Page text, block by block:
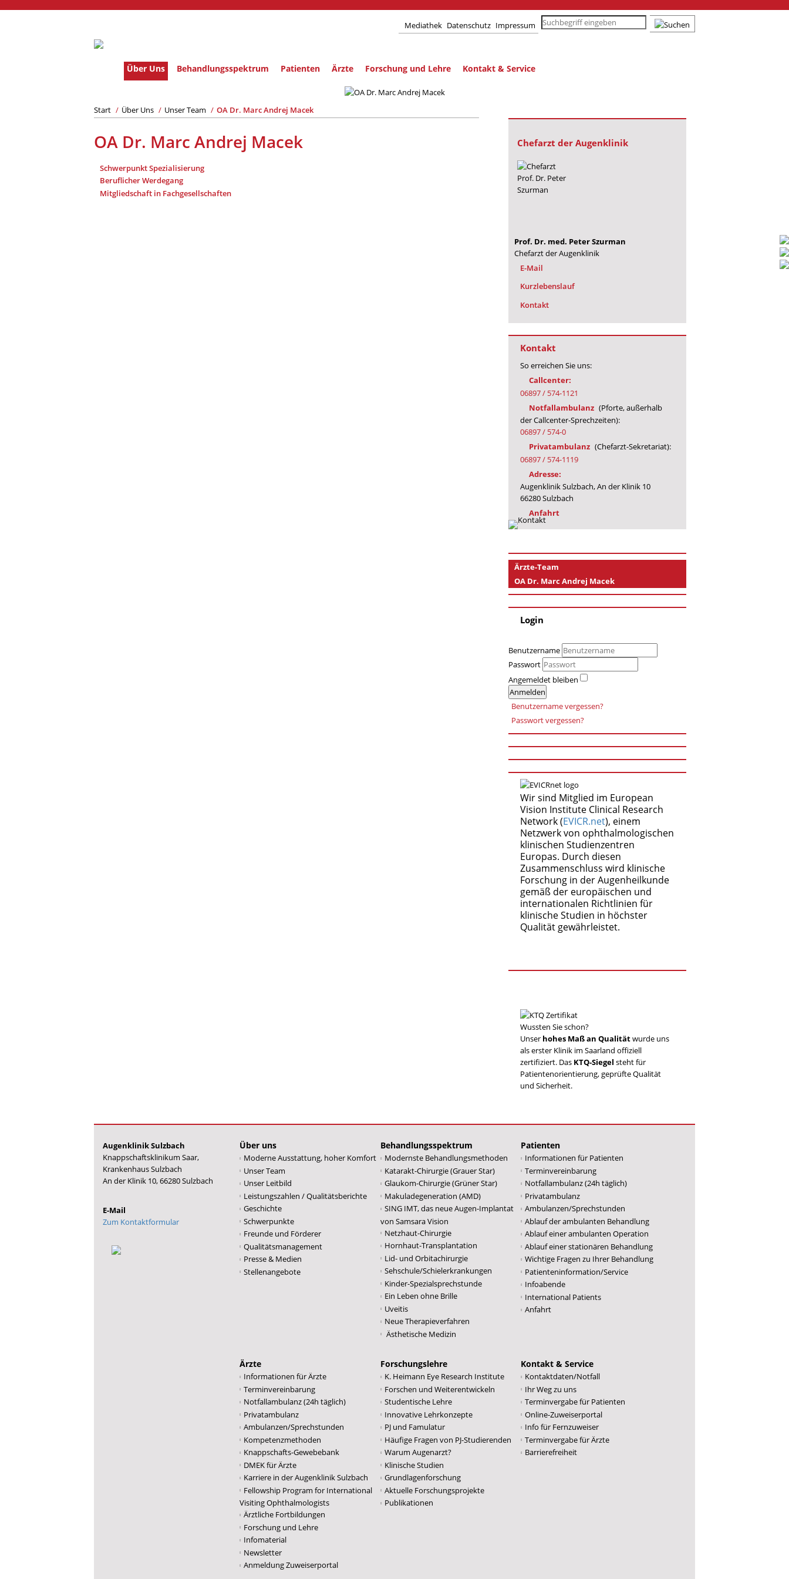
Mediathek Datenschutz Impressum
Über Uns Behandlungsspektrum Patienten Ärzte Forschung und Lehre Kontakt & Service
Start / Über Uns / Unser Team / OA Dr. Marc Andrej Macek
OA Dr. Marc Andrej Macek
Schwerpunkt Spezialisierung
Beruflicher Werdegang
Mitgliedschaft in Fachgesellschaften
Chefarzt der Augenklinik
Prof. Dr. med. Peter Szurman
Chefarzt der Augenklinik
E-Mail
Kurzlebenslauf
Kontakt
Kontakt
So erreichen Sie uns:
Callcenter:
06897 / 574-1121
Notfallambulanz (Pforte, außerhalb
der Callcenter-Sprechzeiten):
06897 / 574-0
Privatambulanz (Chefarzt-Sekretariat):
06897 / 574-1119
Adresse:
Augenklinik Sulzbach, An der Klinik 10
66280 Sulzbach
Anfahrt
Ärzte-Team
OA Dr. Marc Andrej Macek
Login
Benutzername
Passwort
Angemeldet bleiben
Anmelden
Benutzername vergessen?
Passwort vergessen?
Wir sind Mitglied im European
Vision Institute Clinical Research
Network (EVICR.net), einem
Netzwerk von ophthalmologischen
klinischen Studienzentren
Europas. Durch diesen
Zusammenschluss wird klinische
Forschung in der Augenheilkunde
gemäß der europäischen und
internationalen Richtlinien für
klinische Studien in höchster
Qualität gewährleistet.
Wussten Sie schon?
Unser hohes Maß an Qualitätwurde uns
als erster Klinik im Saarland offiziell
zertifiziert. Das KTQ-Siegel steht für
Patientenorientierung, geprüfte Qualität
und Sicherheit.
Augenklinik Sulzbach
Knappschaftsklinikum Saar,
Krankenhaus Sulzbach
An der Klinik 10, 66280 Sulzbach
Zum Kontaktformular
Über uns
Moderne Ausstattung, hoher Komfort
Unser Team
Unser Leitbild
Leistungszahlen / Qualitätsberichte
Geschichte
Schwerpunkte
Freunde und Förderer
Qualitätsmanagement
Presse & Medien
Stellenangebote
Behandlungsspektrum
Modernste Behandlungsmethoden
Katarakt-Chirurgie (Grauer Star)
Glaukom-Chirurgie (Grüner Star)
Makuladegeneration (AMD)
SING IMT, das neue Augen-Implantat
von Samsara Vision
Netzhaut-Chirurgie
Hornhaut-Transplantation
Lid- und Orbitachirurgie
Sehschule/Schielerkrankungen
Kinder-Spezialsprechstunde
Ein Leben ohne Brille
Uveitis
Neue Therapieverfahren
Ästhetische Medizin
Patienten
Informationen für Patienten
Terminvereinbarung
Notfallambulanz (24h täglich)
Privatambulanz
Ambulanzen/Sprechstunden
Ablauf der ambulanten Behandlung
Ablauf einer ambulanten Operation
Ablauf einer stationären Behandlung
Wichtige Fragen zu Ihrer Behandlung
Patienteninformation/Service
Infoabende
International Patients
Anfahrt
Ärzte
Informationen für Ärzte
Terminvereinbarung
Notfallambulanz (24h täglich)
Privatambulanz
Ambulanzen/Sprechstunden
Kompetenzmethoden
Knappschafts-Gewebebank
DMEK für Ärzte
Karriere in der Augenklinik Sulzbach
Fellowship Program for International
Visiting Ophthalmologists
Ärztliche Fortbildungen
Forschung und Lehre
Infomaterial
Newsletter
Anmeldung Zuweiserportal
Forschungslehre
K. Heimann Eye Research Institute
Forschen und Weiterentwickeln
Studentische Lehre
Innovative Lehrkonzepte
PJ und Famulatur
Häufige Fragen von PJ-Studierenden
Warum Augenarzt?
Klinische Studien
Grundlagenforschung
Aktuelle Forschungsprojekte
Publikationen
Kontakt & Service
Kontaktdaten/Notfall
Ihr Weg zu uns
Terminvergabe für Patienten
Online-Zuweiserportal
Info für Fernzuweiser
Terminvergabe für Ärzte
Barrierefreiheit